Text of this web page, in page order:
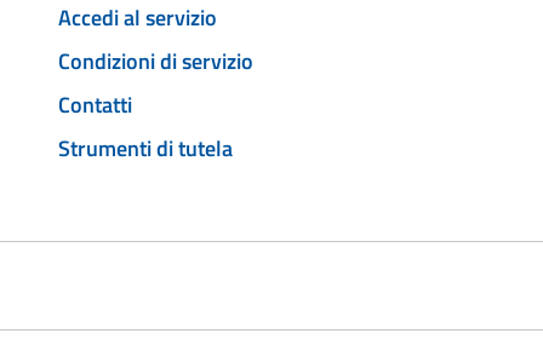
Accedi al servizio
Condizioni di servizio
Contatti
Strumenti di tutela